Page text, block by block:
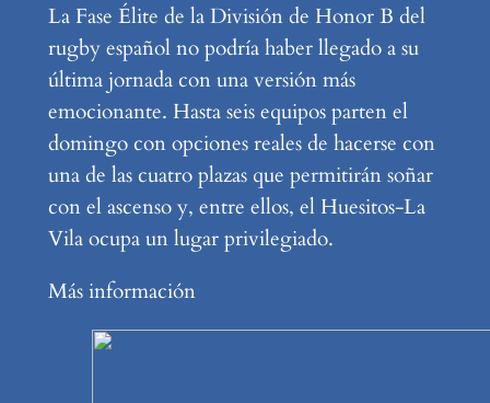
La Fase Élite de la División de Honor B del
rugby español no podría haber llegado a su
última jornada con una versión más
emocionante. Hasta seis equipos parten el
domingo con opciones reales de hacerse con
una de las cuatro plazas que permitirán soñar
con el ascenso y, entre ellos, el Huesitos-La
Vila ocupa un lugar privilegiado.
Más información